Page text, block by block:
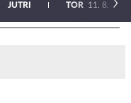
JUTRI TOR 11. 8.